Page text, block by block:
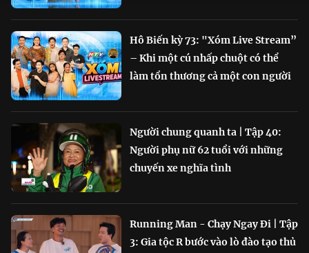
Hô Biến kỳ 73: "Xóm Live Stream”
– Khi một cú nhấp chuột có thể
làm tổn thương cả một con người
Người chung quanh ta | Tập 40:
Người phụ nữ 62 tuổi với những
chuyến xe nghĩa tình
Running Man - Chạy Ngay Đi | Tập
3: Gia tộc R bước vào lò đào tạo thủ